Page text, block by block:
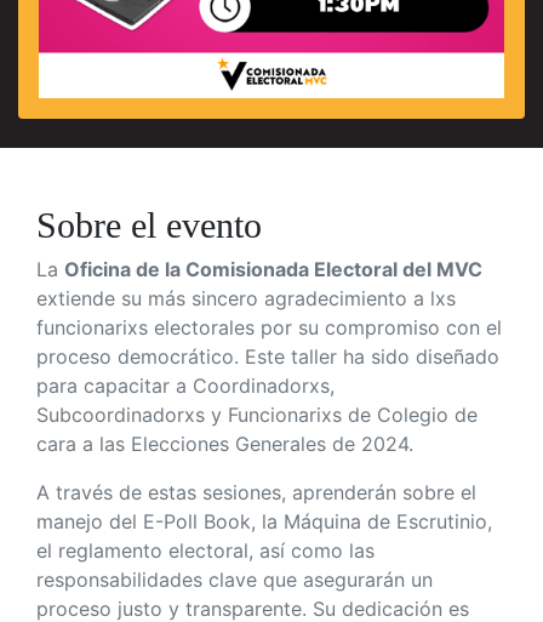
Sobre el evento
La Oficina de la Comisionada Electoral del MVC
extiende su más sincero agradecimiento a lxs
funcionarixs electorales por su compromiso con el
proceso democrático. Este taller ha sido diseñado
para capacitar a Coordinadorxs,
Subcoordinadorxs y Funcionarixs de Colegio de
cara a las Elecciones Generales de 2024.
A través de estas sesiones, aprenderán sobre el
manejo del E-Poll Book, la Máquina de Escrutinio,
el reglamento electoral, así como las
responsabilidades clave que asegurarán un
proceso justo y transparente. Su dedicación es